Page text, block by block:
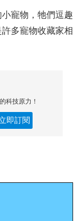
寵物，牠們逗趣
多寵物收藏家相
科技原力！
即訂閱